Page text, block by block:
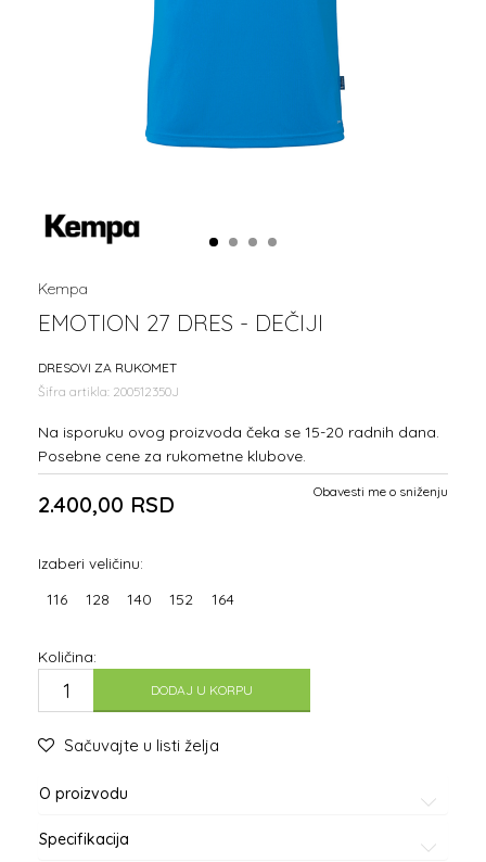
1 2 3 4
Kempa
EMOTION 27 DRES - DEČIJI
DRESOVI ZA RUKOMET
Šifra artikla: 200512350J
Na isporuku ovog proizvoda čeka se 15-20 radnih dana.
Posebne cene za rukometne klubove.
2.400,00 RSD Obavesti me o sniženju
Izaberi veličinu:
116 128 140 152 164
Količina:
DODAJ U KORPU
Sačuvajte u listi želja
O proizvodu
Specifikacija